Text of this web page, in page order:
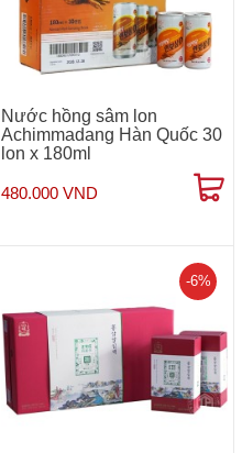
Nước hồng sâm lon
Achimmadang Hàn Quốc 30
lon x 180ml
480.000 VND
-6%